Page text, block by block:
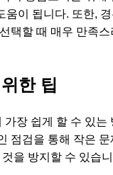
움이 됩니다. 또한,
택할 때 매우 만족스
한 팁
장 쉽게 할 수 있는
점검을 통해 작은 문
을 방지할 수 있습